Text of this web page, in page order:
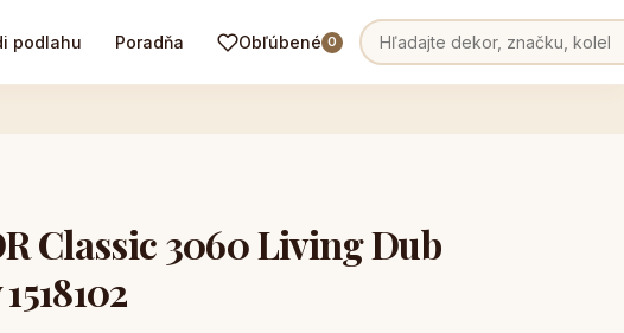
podlahu Poradňa Obľúbené 0
Classic 3060 Living Dub